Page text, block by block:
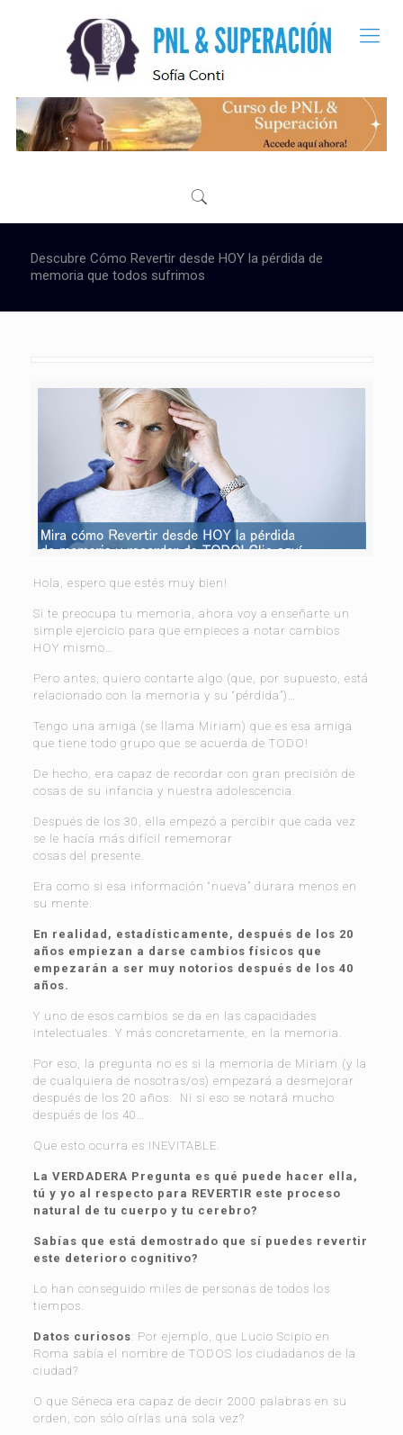
Descubre Cómo Revertir desde HOY la pérdida de
memoria que todos sufrimos
Hola, espero que estés muy bien!
Si te preocupa tu memoria, ahora voy a enseñarte un
simple ejercicio para que empieces a notar cambios
HOY mismo…
Pero antes, quiero contarte algo (que, por supuesto, está
relacionado con la memoria y su “pérdida”)…
Tengo una amiga (se llama Miriam) que es esa amiga
que tiene todo grupo que se acuerda de TODO!
De hecho, era capaz de recordar con gran precisión de
cosas de su infancia y nuestra adolescencia.
Después de los 30, ella empezó a percibir que cada vez
se le hacía más difícil rememorar
cosas del presente.
Era como si esa información “nueva” durara menos en
su mente.
En realidad, estadísticamente, después de los 20
años empiezan a darse cambios físicos que
empezarán a ser muy notorios después de los 40
años.
Y uno de esos cambios se da en las capacidades
intelectuales. Y más concretamente, en la memoria.
Por eso, la pregunta no es si la memoria de Miriam (y la
de cualquiera de nosotras/os) empezará a desmejorar
después de los 20 años. Ni si eso se notará mucho
después de los 40…
Que esto ocurra es INEVITABLE.
La VERDADERA Pregunta es qué puede hacer ella,
tú y yo al respecto para REVERTIR este proceso
natural de tu cuerpo y tu cerebro?
Sabías que está demostrado que sí puedes revertir
este deterioro cognitivo?
Lo han conseguido miles de personas de todos los
tiempos.
Datos curiosos: Por ejemplo, que Lucio Scipio en
Roma sabía el nombre de TODOS los ciudadanos de la
ciudad?
O que Séneca era capaz de decir 2000 palabras en su
orden, con sólo oírlas una sola vez?